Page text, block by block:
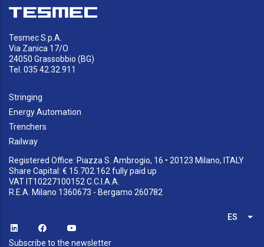
Tesmec S.p.A.
Via Zanica 17/O
24050 Grassobbio (BG)
Tel. 035 42.32.911
Stringing
Energy Automation
Trenchers
Railway
Registered Office: Piazza S. Ambrogio, 16 • 20123 Milano, ITALY
Share Capital: € 15.702.162 fully paid up
VAT IT10227100152 C.C.I.A.A.
R.E.A. Milano 1360673 - Bergamo 260782
ES
Subscribe to the newsletter